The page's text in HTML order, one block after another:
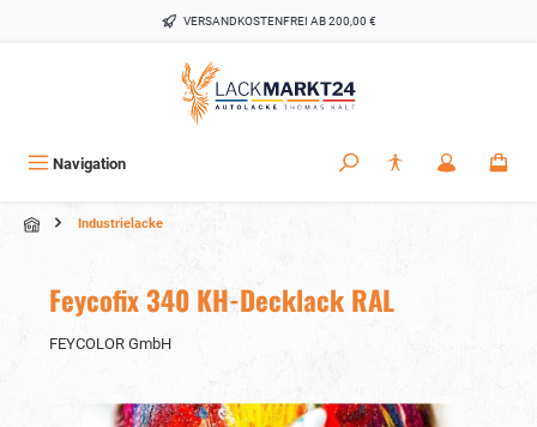
VERSANDKOSTENFREI AB 200,00 €
Navigation
Industrielacke
Feycofix 340 KH-Decklack RAL
FEYCOLOR GmbH
Bildergalerie überspringen